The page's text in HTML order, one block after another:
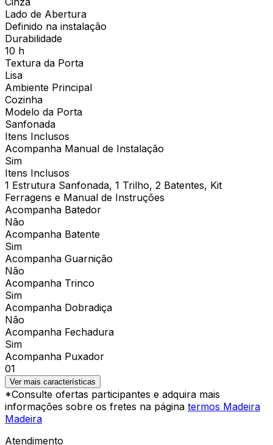
Lado de Abertura
Definido na instalação
Durabilidade
10 h
Textura da Porta
Lisa
Ambiente Principal
Cozinha
Modelo da Porta
Sanfonada
Itens Inclusos
Acompanha Manual de Instalação
Sim
Itens Inclusos
1 Estrutura Sanfonada, 1 Trilho, 2 Batentes, Kit
Ferragens e Manual de Instruções
Acompanha Batedor
Não
Acompanha Batente
Sim
Acompanha Guarnição
Não
Acompanha Trinco
Sim
Acompanha Dobradiça
Não
Acompanha Fechadura
Sim
Acompanha Puxador
01
Ver mais características
*Consulte ofertas participantes e adquira mais
informações sobre os fretes na página termos Madeira
Madeira
Atendimento